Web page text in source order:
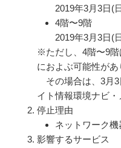
2019年3月3日(
4階〜9階
2019年3月3日(
※ただし、4階〜9階
におよぶ可能性があ
その場合は、3月3
イト情報環境ナビ・
停止理由
ネットワーク
影響するサービス